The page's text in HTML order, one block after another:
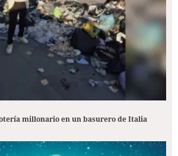
millonario en un basurero de Italia